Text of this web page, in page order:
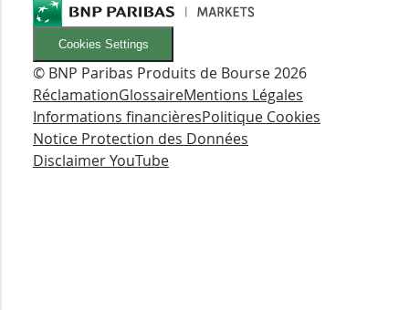
Cookies Settings
© BNP Paribas Produits de Bourse 2026
RéclamationGlossaireMentions Légales
Informations financièresPolitique Cookies
Notice Protection des Données
Disclaimer YouTube